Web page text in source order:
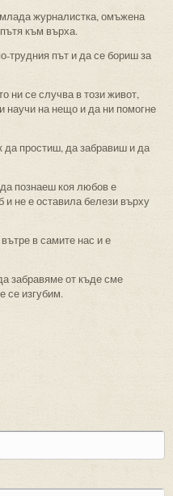
млада журналистка, омъжена
към върха.
трудния път и да се бориш за
ни се случва в този живот,
научи на нещо и да ни помогне
да простиш, да забравиш и да
познаеш коя любов е
и не е оставила белези върху
в самите нас и е
забравяме от къде сме
се изгубим.